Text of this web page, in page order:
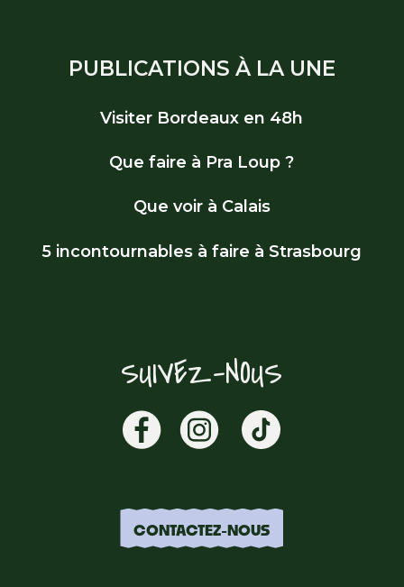
PUBLICATIONS À LA UNE
Visiter Bordeaux en 48h
Que faire à Pra Loup ?
Que voir à Calais
5 incontournables à faire à Strasbourg
SUIVEZ-NOUS
CONTACTEZ-NOUS